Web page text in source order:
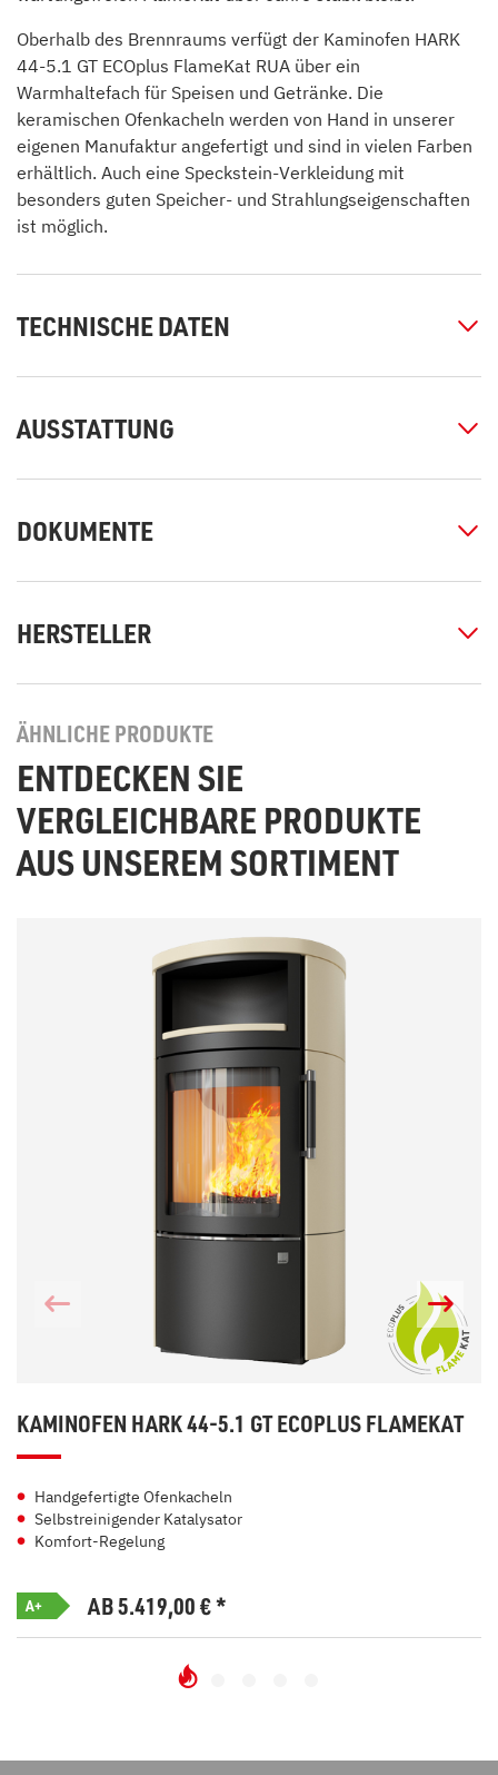
Oberhalb des Brennraums verfügt der Kaminofen HARK
44-5.1 GT ECOplus FlameKat RUA über ein
Warmhaltefach für Speisen und Getränke. Die
keramischen Ofenkacheln werden von Hand in unserer
eigenen Manufaktur angefertigt und sind in vielen Farben
erhältlich. Auch eine Speckstein-Verkleidung mit
besonders guten Speicher- und Strahlungseigenschaften
ist möglich.
TECHNISCHE DATEN
AUSSTATTUNG
DOKUMENTE
HERSTELLER
ÄHNLICHE PRODUKTE
ENTDECKEN SIE
VERGLEICHBARE PRODUKTE
AUS UNSEREM SORTIMENT
KAMINOFEN HARK 44-5.1 GT ECOPLUS FLAMEKAT
Handgefertigte Ofenkacheln
Selbstreinigender Katalysator
Komfort-Regelung
A+ AB 5.419,00€*